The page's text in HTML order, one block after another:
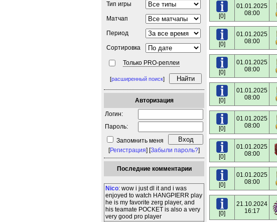
Тип игры
Матчап
Период
Сортировка
Только PRO-реплеи
[расширенный поиск]
Авторизация
Логин:
Пароль:
Запомнить меня
[Регистрация] [Забыли пароль?]
Последние комментарии
Nico: wow i just dl it and i was
enjoyed to watch HANGPIERR play
he is my favorite zerg player, and
his teamate POCKET is also a very
very good pro player
[0]
01.01.2025
08:00
[0]
01.01.2025
08:00
[0]
01.01.2025
08:00
[0]
01.01.2025
08:00
[0]
01.01.2025
08:00
[0]
01.01.2025
08:00
[0]
01.01.2025
08:00
[0]
21.10.2024
16:17